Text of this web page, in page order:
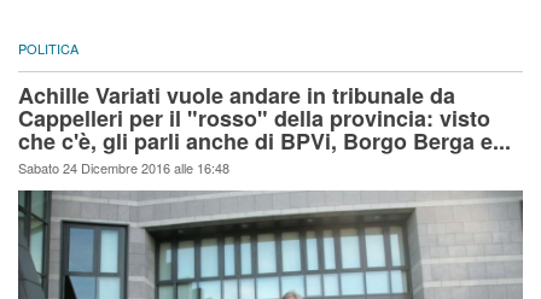
POLITICA
Achille Variati vuole andare in tribunale da
Cappelleri per il "rosso" della provincia: visto
che c'è, gli parli anche di BPVi, Borgo Berga e...
Sabato 24 Dicembre 2016 alle 16:48